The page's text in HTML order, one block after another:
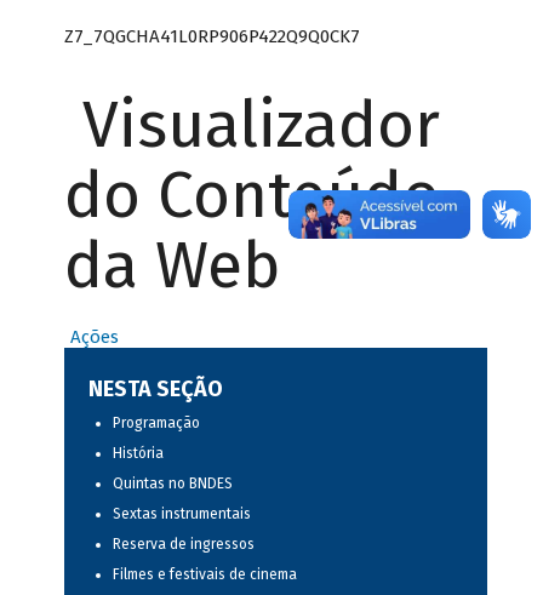
Z7_7QGCHA41L0RP906P422Q9Q0CK7
Visualizador
do Conteúdo
da Web
Ações
NESTA SEÇÃO
Programação
História
Quintas no BNDES
Sextas instrumentais
Reserva de ingressos
Filmes e festivais de cinema